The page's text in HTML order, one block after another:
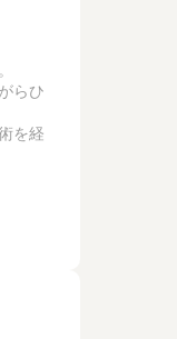
らひ
を経